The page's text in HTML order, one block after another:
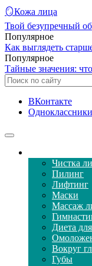
🪞Кожа лица
Твой безупречный
Популярное
Как выглядеть
Популярное
Тайные значения:
ВКонтакте
Одноклассники
Чистка
Пилинг
Лифтинг
Маски
Массаж
Диета
Вокруг
Губы